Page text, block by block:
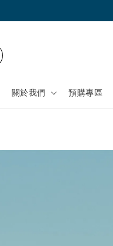
關於我們 預購專區